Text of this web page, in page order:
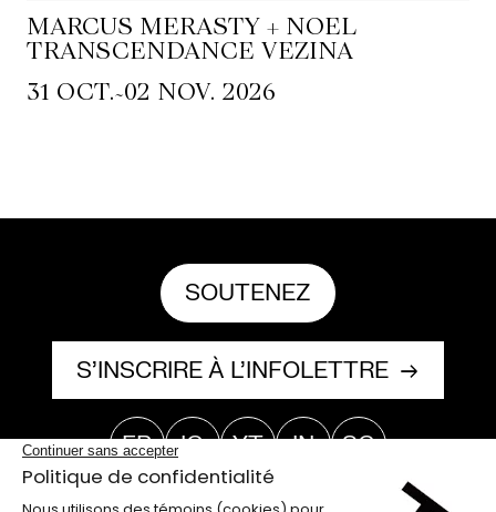
MARCUS MERASTY + NOEL
TRANSCENDANCE VEZINA
31 OCT.~02 NOV. 2026
SOUTENEZ
S’INSCRIRE À L’INFOLETTRE
FB IG YT IN SC